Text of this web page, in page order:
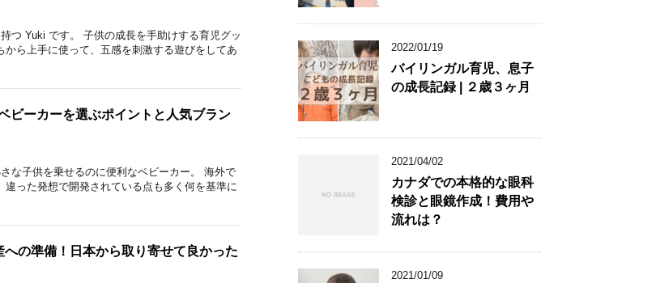
つ Yuki です。 子供の成長を手助けする育児グッ
ら上手に使って、五感を刺激する遊びをしてあ
ビーカーを選ぶポイントと人気ブラン
な子供を乗せるのに便利なベビーカー。 海外で
った発想で開発されている点も多く何を基準に
への準備！日本から取り寄せて良かった
2022/01/19
バイリンガル育児、息子
の成長記録 | ２歳３ヶ月
2021/04/02
カナダでの本格的な眼科
検診と眼鏡作成！費用や
流れは？
2021/01/09